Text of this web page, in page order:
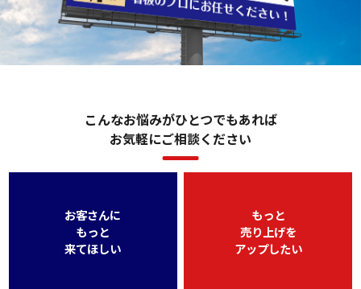
こんなお悩みがひとつでもあれば
お気軽にご相談ください
お客さんに
もっと
来てほしい
もっと
売り上げを
アップしたい